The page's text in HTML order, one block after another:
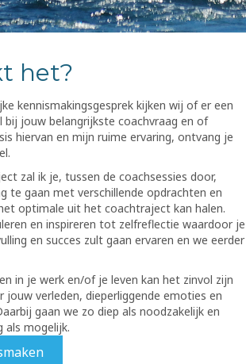
het?
kennismakingsgesprek kijken wij of er een
bij jouw belangrijkste coachvraag en of
hiervan en mijn ruime ervaring, ontvang je
zal ik je, tussen de coachsessies door,
te gaan met verschillende opdrachten en
optimale uit het coachtraject kan halen.
en inspireren tot zelfreflectie waardoor je
en succes zult gaan ervaren en we eerder
in je werk en/of je leven kan het zinvol zijn
jouw verleden, dieperliggende emoties en
gaan we zo diep als noodzakelijk en
als mogelijk.